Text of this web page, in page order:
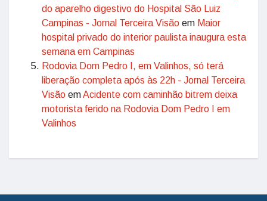
do aparelho digestivo do Hospital São Luiz
Campinas - Jornal Terceira Visão em Maior
hospital privado do interior paulista inaugura esta
semana em Campinas
Rodovia Dom Pedro I, em Valinhos, só terá
liberação completa após às 22h - Jornal Terceira
Visão emAcidente com caminhão bitrem deixa
motorista ferido na Rodovia Dom Pedro I em
Valinhos